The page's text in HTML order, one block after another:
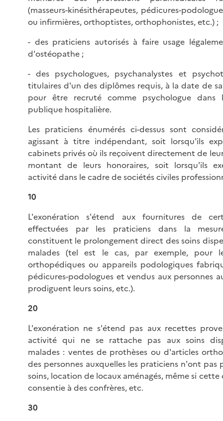
(masseurs-kinésithérapeutes, pédicures-
ou infirmières, orthoptistes, orthophonistes, etc.) ;
- des praticiens autorisés à faire usage
d'ostéopathe ;
- des psychologues, psychanalystes et
titulaires d'un des diplômes requis, à la date de
pour être recruté comme psychologue dans
publique hospitalière.
Les praticiens énumérés ci-dessus sont
agissant à titre indépendant, soit lorsqu'ils
cabinets privés où ils reçoivent directement de
montant de leurs honoraires, soit lorsqu'ils
activité dans le cadre de sociétés civiles
10
L'exonération s'étend aux fournitures de
effectuées par les praticiens dans la
constituent le prolongement direct des soins
malades (tel est le cas, par exemple, pour
orthopédiques ou appareils podologiques
pédicures-podologues et vendus aux personnes
prodiguent leurs soins, etc.).
20
L'exonération ne s'étend pas aux recettes
activité qui ne se rattache pas aux soins
malades : ventes de prothèses ou d'articles
des personnes auxquelles les praticiens n'ont pas
soins, location de locaux aménagés, même si cette
consentie à des confrères, etc.
30